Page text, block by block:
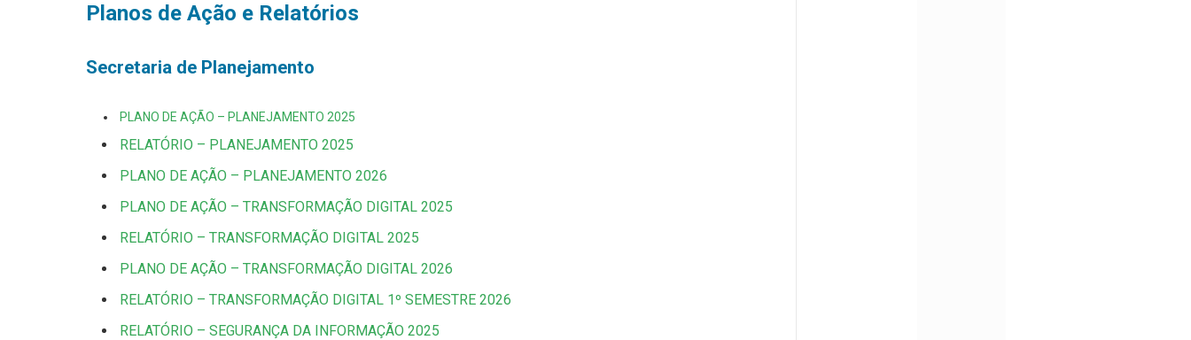
Planos de Ação e Relatórios
Secretaria de Planejamento
PLANO DE AÇÃO – PLANEJAMENTO 2025
RELATÓRIO – PLANEJAMENTO 2025
PLANO DE AÇÃO – PLANEJAMENTO 2026
PLANO DE AÇÃO – TRANSFORMAÇÃO DIGITAL 2025
RELATÓRIO – TRANSFORMAÇÃO DIGITAL 2025
PLANO DE AÇÃO – TRANSFORMAÇÃO DIGITAL 2026
RELATÓRIO – TRANSFORMAÇÃO DIGITAL 1º SEMESTRE 2026
RELATÓRIO – SEGURANÇA DA INFORMAÇÃO 2025